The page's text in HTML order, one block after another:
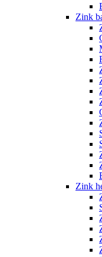
Zink
Zink